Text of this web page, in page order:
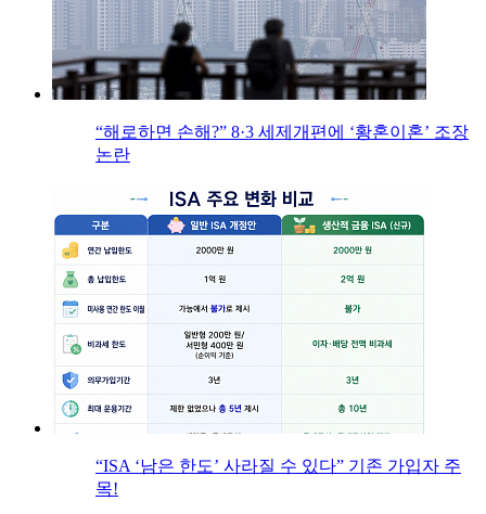
“해로하면 손해?” 8·3 세제개편에 ‘황혼이혼’ 조장
논란
“ISA ‘남은 한도’ 사라질 수 있다” 기존 가입자 주
목!